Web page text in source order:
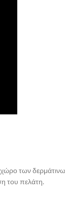
των
του πελάτη.